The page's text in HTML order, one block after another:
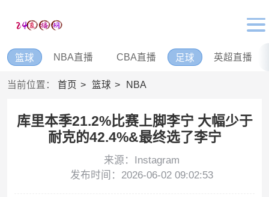
篮球 NBA直播 CBA直播 足球 英超直播
当前位置： 首页 篮球 NBA
库里本季21.2%比赛上脚李宁 大幅少于
耐克的42.4%&最终选了李宁
来源：Instagram
发布时间：2026-06-02 09:02:53